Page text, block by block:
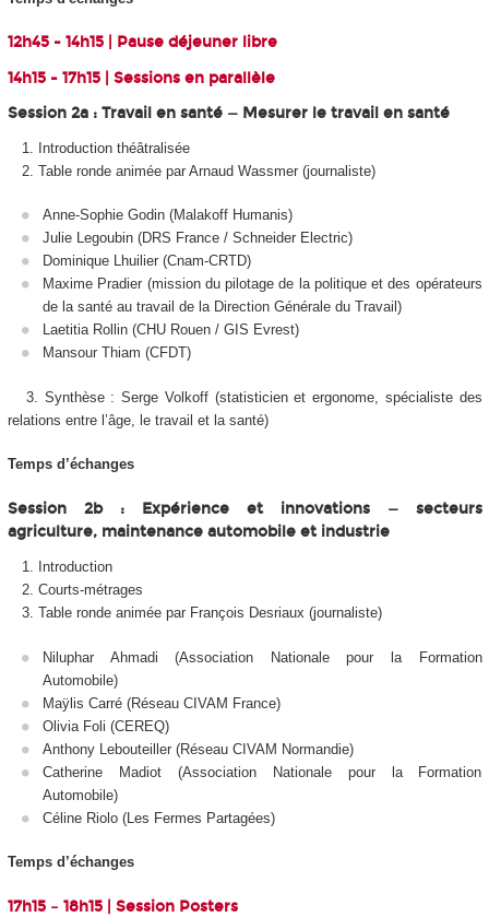
12h45 - 14h15 | Pause déjeuner libre
14h15 - 17h15 | Sessions en parallèle
Session 2a : Travail en santé — Mesurer le travail en santé
Introduction théâtralisée
Table ronde animée par Arnaud Wassmer (journaliste)
Anne-Sophie Godin (Malakoff Humanis)
Julie Legoubin (DRS France / Schneider Electric)
Dominique Lhuilier (Cnam-CRTD)
Maxime Pradier (mission du pilotage de la politique et des opérateurs
de la santé au travail de la Direction Générale du Travail)
Laetitia Rollin (CHU Rouen / GIS Evrest)
Mansour Thiam (CFDT)
3. Synthèse : Serge Volkoff (statisticien et ergonome, spécialiste des
relations entre l’âge, le travail et la santé)
Temps d’échanges
Session 2b : Expérience et innovations — secteurs
agriculture, maintenance automobile et industrie
Introduction
Courts-métrages
Table ronde animée par François Desriaux (journaliste)
Niluphar Ahmadi (Association Nationale pour la Formation
Automobile)
Maÿlis Carré (Réseau CIVAM France)
Olivia Foli (CEREQ)
Anthony Lebouteiller (Réseau CIVAM Normandie)
Catherine Madiot (Association Nationale pour la Formation
Automobile)
Céline Riolo (Les Fermes Partagées)
Temps d’échanges
17h15 – 18h15 | Session Posters